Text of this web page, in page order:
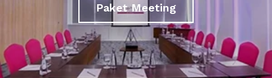
Paket Meeting